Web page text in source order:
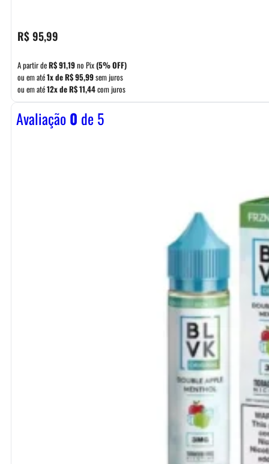
R$95,99
A partir deR$91,19no Pix(5% OFF)
ou em até1x deR$95,99sem juros
ou em até12x deR$11,44com juros
Avaliação0 de 5